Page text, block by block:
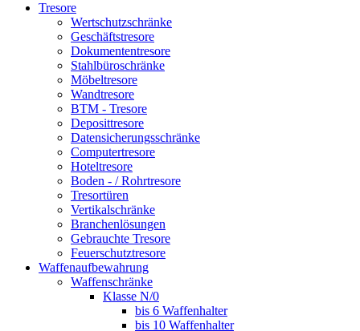
Tresore
Wertschutzschränke
Geschäftstresore
Dokumententresore
Stahlbüroschränke
Möbeltresore
Wandtresore
BTM - Tresore
Deposittresore
Datensicherungsschränke
Computertresore
Hoteltresore
Boden - / Rohrtresore
Tresortüren
Vertikalschränke
Branchenlösungen
Gebrauchte Tresore
Feuerschutztresore
Waffenaufbewahrung
Waffenschränke
Klasse N/0
bis 6 Waffenhalter
bis 10 Waffenhalter